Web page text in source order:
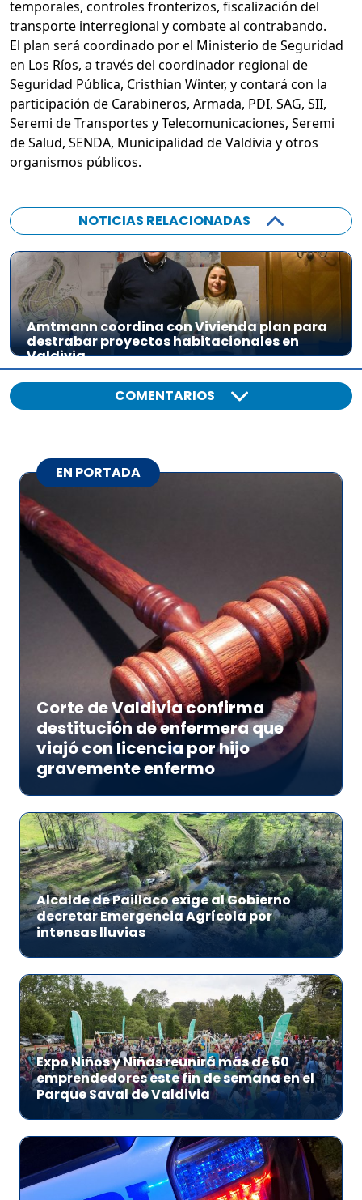
temporales, controles fronterizos, fiscalización del
transporte interregional y combate al contrabando.
El plan será coordinado por el Ministerio de Seguridad
en Los Ríos, a través del coordinador regional de
Seguridad Pública, Cristhian Winter, y contará con la
participación de Carabineros, Armada, PDI, SAG, SII,
Seremi de Transportes y Telecomunicaciones, Seremi
de Salud, SENDA, Municipalidad de Valdivia y otros
organismos públicos.
NOTICIAS RELACIONADAS
Amtmann coordina con Vivienda plan para
destrabar proyectos habitacionales en
Valdivia
COMENTARIOS
EN PORTADA
Corte de Valdivia confirma
destitución de enfermera que
viajó con licencia por hijo
gravemente enfermo
Alcalde de Paillaco exige al Gobierno
decretar Emergencia Agrícola por
intensas lluvias
Expo Niños y Niñas reunirá más de 60
emprendedores este fin de semana en el
Parque Saval de Valdivia